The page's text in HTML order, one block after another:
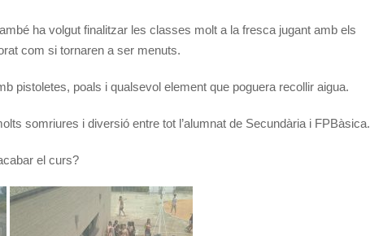
ha volgut finalitzar les classes molt a la fresca jugant amb els
com si tornaren a ser menuts.
pistoletes, poals i qualsevol element que poguera recollir aigua.
somriures i diversió entre tot l’alumnat de Secundària i FPBàsica.
el curs?